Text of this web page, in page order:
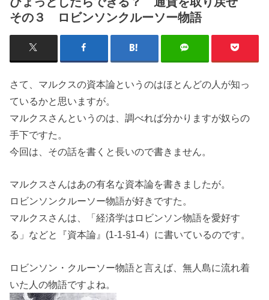
その３ ロビンソンクルーソー物語
さて、マルクスの資本論というのはほとんどの人が知っ
ているかと思いますが。
マルクスさんというのは、調べれば分かりますが奴らの
手下ですた。
今回は、その話を書くと長いので書きません。
マルクスさんはあの有名な資本論を書きましたが。
ロビンソンクルーソー物語が好きですた。
マルクスさんは、「経済学はロビンソン物語を愛好す
る」などと『資本論』(1-1-§1-4）に書いているのです。
ロビンソン・クルーソー物語と言えば、無人島に流れ着
いた人の物語ですよね。